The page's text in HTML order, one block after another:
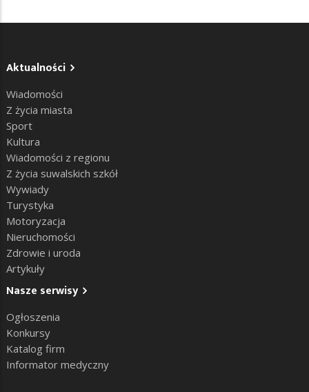
Aktualności
Wiadomości
Z życia miasta
Sport
Kultura
Wiadomości z regionu
Z życia suwalskich szkół
Wywiady
Turystyka
Motoryzacja
Nieruchomości
Zdrowie i uroda
Artykuły
Nasze serwisy
Ogłoszenia
Konkursy
Katalog firm
Informator medyczny